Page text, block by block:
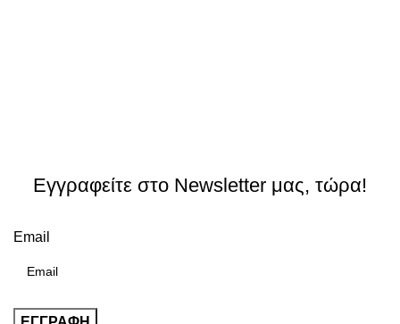
Εγγραφείτε στο Newsletter μας, τώρα!
Email